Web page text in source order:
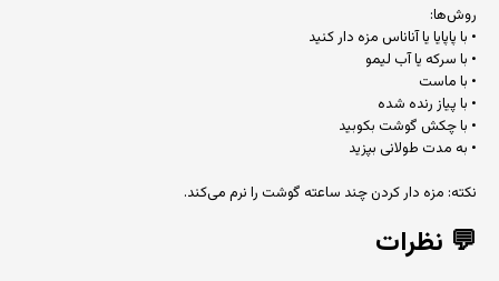
روش‌ها:
• با پاپایا یا آناناس مزه دار کنید
• با سرکه یا آب لیمو
• با ماست
• با پیاز رنده شده
• با چکش گوشت بکوبید
• به مدت طولانی بپزید
نکته: مزه دار کردن چند ساعته گوشت را نرم می‌کند.
💬 نظرات